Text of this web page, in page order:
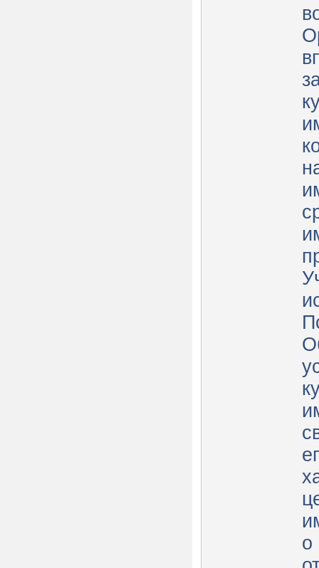
о